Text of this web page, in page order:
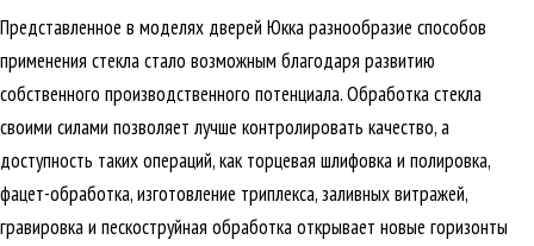
Представленное в моделях дверей Юкка разнообразие способов
применения стекла стало возможным благодаря развитию
собственного производственного потенциала. Обработка стекла
своими силами позволяет лучше контролировать качество, а
доступность таких операций, как торцевая шлифовка и полировка,
фацет-обработка, изготовление триплекса, заливных витражей,
гравировка и пескоструйная обработка открывает новые горизонты